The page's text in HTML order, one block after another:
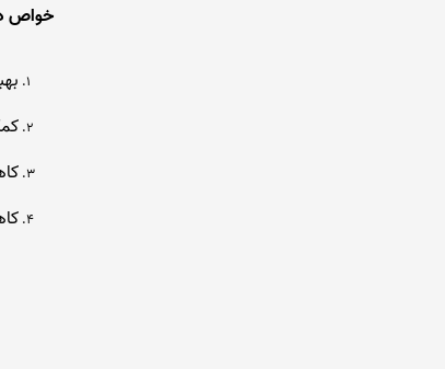
خواص